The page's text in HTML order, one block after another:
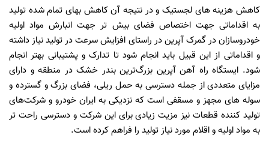
کاهش هزینه های لجستیک و در نتیجه آن کاهش بهای تمام شده تولید
به اقداماتی جهت اختصاص فضای بیش تر جهت انبارش مواد اولیه
خودروسازان در گمرک آپرین در راستای افزایش سرعت در تولید نیاز داشته
و اقداماتی از این قبیل باید انجام شود تا تدارک و پشتیبانی بهتر انجام
شود. ایستگاه راه آهن آپرین بزرگ‌ترین بندر خشک در منطقه و دارای
مزایای متعددی از جمله دسترسی به حمل ریلی، فضای بزرگ و گسترده و
سوله های مجهز و مسقفی است که نزدیکی به ایران خودرو و شرکت‌های
تولید کننده قطعات نیز مزیت زیادی برای این شرکت و دسترسی راحت تر
به مواد اولیه و اقلام مورد نیاز تولید را فراهم کرده است.